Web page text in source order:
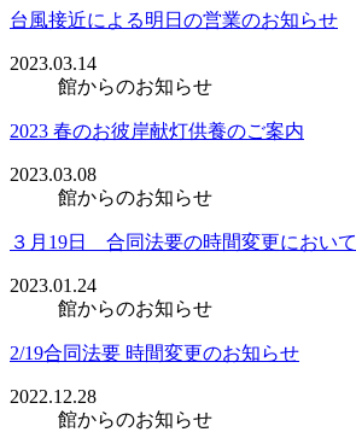
台風接近による明日の営業のお知らせ
2023.03.14
館からのお知らせ
2023 春のお彼岸献灯供養のご案内
2023.03.08
館からのお知らせ
３月19日 合同法要の時間変更において
2023.01.24
館からのお知らせ
2/19合同法要 時間変更のお知らせ
2022.12.28
館からのお知らせ